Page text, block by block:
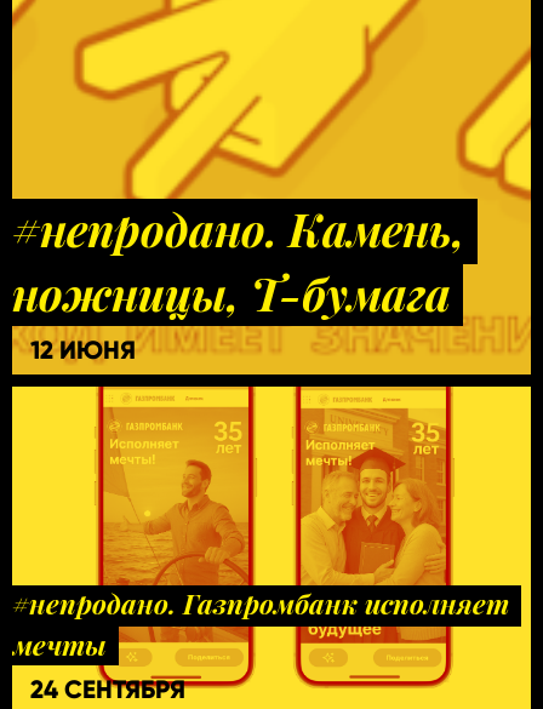
#непродано. Камень,
ножницы, Т-бумага
12 ИЮНЯ
#непродано. Газпромбанк исполняет
мечты
24 СЕНТЯБРЯ